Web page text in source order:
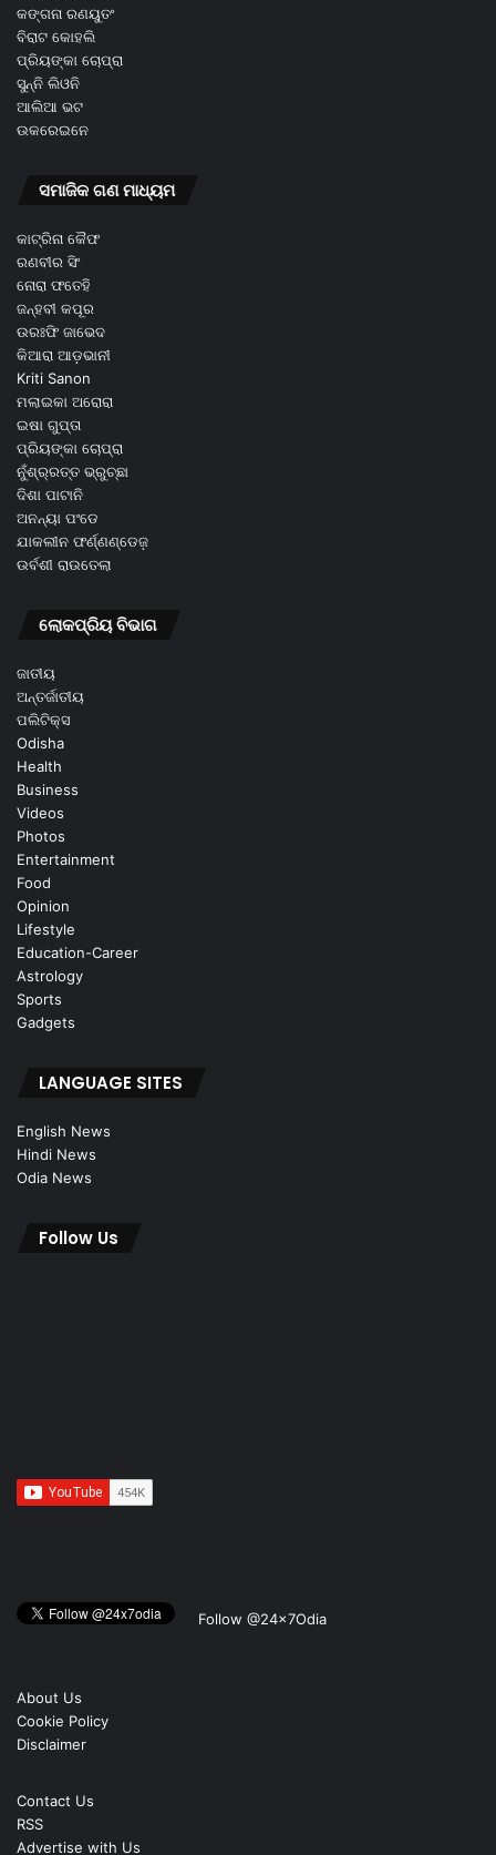
କଙ୍ଗନା ରଣୟୁତଂ
ବିରାଟ କୋହଲି
ପ୍ରିୟଙ୍କା ଚୋପ୍ରା
ସୁନ୍ନି ଲିଓନି
ଆଲିଆ ଭଟ
ଉକରେଇନେ
ସମାଜିକ ଗଣ ମାଧ୍ୟମ
କାଟ୍ରିନା କୈଫ
ରଣବୀର ସିଂ
ନୋରା ଫତେହି
ଜନ୍ହବୀ କପୂର
ଉରଃଫି ଜାଭେଦ
କିଆରା ଆଡ଼ଭାନୀ
Kriti Sanon
ମଲାଇକା ଅରୋରା
ଇଷା ଗୁପ୍ତା
ପ୍ରିୟଙ୍କା ଚୋପ୍ରା
ନୁଁଶ୍ର୍ରତ୍ତ ଭ୍ରୁଚ୍ଛା
ଦିଶା ପାଟାନି
ଅନନ୍ୟା ପଂଡେ
ଯାକଲୀନ ଫର୍ଣ୍ଣଣ୍ଡେଜ଼
ଉର୍ବଶୀ ରାଉତେଲା
ଲୋକପ୍ରିୟ ବିଭାଗ
ଜାତୀୟ
ଅନ୍ତର୍ଜାତୀୟ
ପଲିଟିକ୍ସ
Odisha
Health
Business
Videos
Photos
Entertainment
Food
Opinion
Lifestyle
Education-Career
Astrology
Sports
Gadgets
LANGUAGE SITES
English News
Hindi News
Odia News
Follow Us
Follow @24x7Odia
About Us
Cookie Policy
Disclaimer
Contact Us
RSS
Advertise with Us